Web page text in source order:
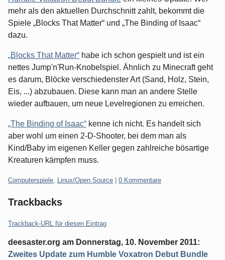
mehr als den aktuellen Durchschnitt zahlt, bekommt die
Spiele „Blocks That Matter“ und „The Binding of Isaac“
dazu.
„Blocks That Matter“ habe ich schon gespielt und ist ein
nettes Jump'n'Run-Knobelspiel. Ähnlich zu Minecraft geht
es darum, Blöcke verschiedenster Art (Sand, Holz, Stein,
Eis, ...) abzubauen. Diese kann man an andere Stelle
wieder aufbauen, um neue Levelregionen zu erreichen.
„The Binding of Isaac“ kenne ich nicht. Es handelt sich
aber wohl um einen 2-D-Shooter, bei dem man als
Kind/Baby im eigenen Keller gegen zahlreiche bösartige
Kreaturen kämpfen muss.
Kategorien:
Computerspiele, Linux/Open Source 0 Kommentare
Trackbacks
Trackback-URL für diesen Eintrag
deesaster.org am Donnerstag, 10. November 2011:
Zweites Update zum Humble Voxatron Debut Bundle